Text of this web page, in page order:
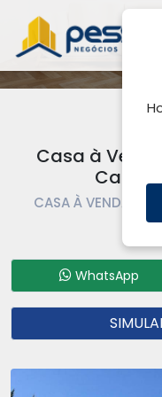
Casa à
CASA À VENDA |
WhatsApp